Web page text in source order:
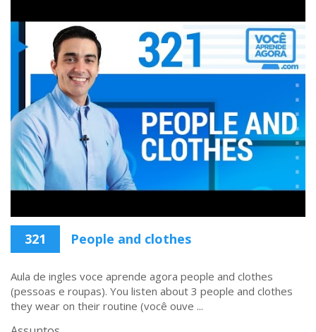
321 People and clothes
Aula de ingles voce aprende agora people and clothes
(pessoas e roupas). You listen about 3 people and clothes
they wear on their routine (você ouve ...